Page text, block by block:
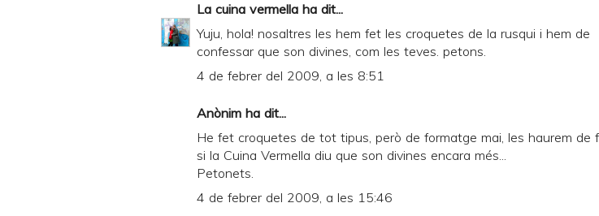
y
a
n
D
La cuina vermella ha dit...
Yuju, hola! nosaltres les hem fet les croquetes de la rusqui i hem de
confessar que son divines, com les teves. petons.
4 de febrer del 2009, a les 8:51
Anònim ha dit...
He fet croquetes de tot tipus, però de formatge mai, les haurem de
si la Cuina Vermella diu que son divines encara més...
Petonets.
4 de febrer del 2009, a les 15:46